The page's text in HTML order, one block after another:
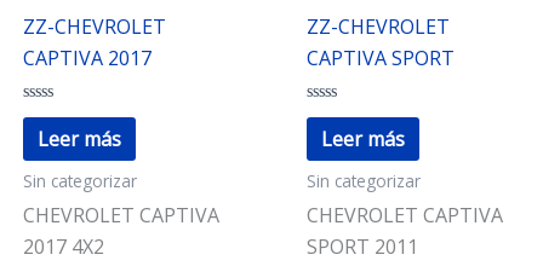
ZZ-CHEVROLET
CAPTIVA 2017
Valorado
con
de
5
Leer más
Sin categorizar
CHEVROLET CAPTIVA
2017 4X2
ZZ-CHEVROLET
CAPTIVA SPORT
Valorado
con
de
5
Leer más
Sin categorizar
CHEVROLET CAPTIVA
SPORT 2011